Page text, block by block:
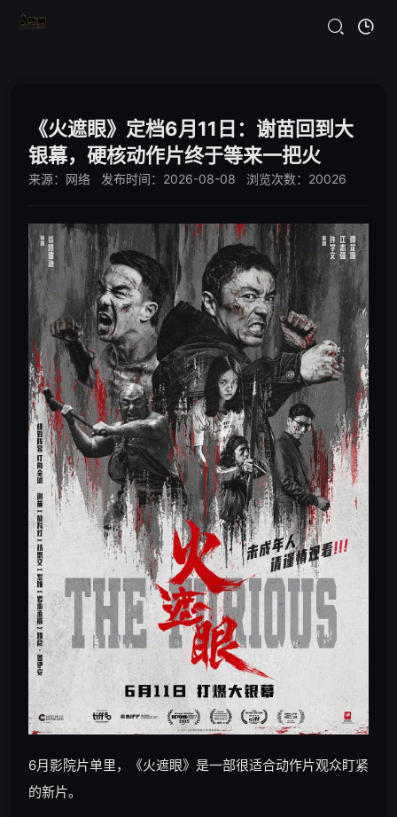
《火遮眼》定档6月11日：谢苗回到大
银幕，硬核动作片终于等来一把火
来源：网络 发布时间：2026-08-08 浏览次数：20026
6月影院片单里，《火遮眼》是一部很适合动作片观众盯紧
的新片。